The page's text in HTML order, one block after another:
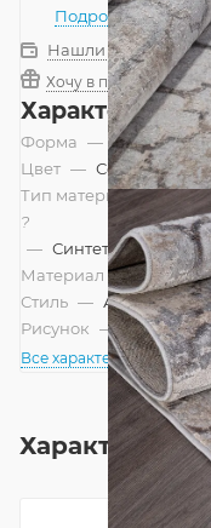
Подробнее
Нашли дешевле?
Хочу в подарок
Форма —
Цвет — Серый
Тип материала
?
— Синтетический,
Материал —
Стиль — Ар-деко,
Рисунок —
Все характеристики